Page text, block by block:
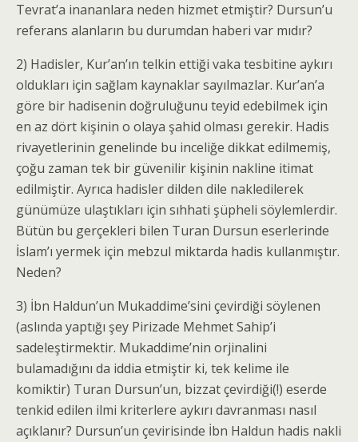
Tevrat’a inananlara neden hizmet etmiştir? Dursun’u
referans alanların bu durumdan haberi var mıdır?
2) Hadisler, Kur’an’ın telkin ettiği vaka tesbitine aykırı
oldukları için sağlam kaynaklar sayılmazlar. Kur’an’a
göre bir hadisenin doğruluğunu teyid edebilmek için
en az dört kişinin o olaya şahid olması gerekir. Hadis
rivayetlerinin genelinde bu inceliğe dikkat edilmemiş,
çoğu zaman tek bir güvenilir kişinin nakline itimat
edilmiştir. Ayrıca hadisler dilden dile nakledilerek
günümüze ulaştıkları için sıhhati şüpheli söylemlerdir.
Bütün bu gerçekleri bilen Turan Dursun eserlerinde
İslam’ı yermek için mebzul miktarda hadis kullanmıştır.
Neden?
3) İbn Haldun’un Mukaddime’sini çevirdiği söylenen
(aslında yaptığı şey Pirizade Mehmet Sahip’i
sadeleştirmektir. Mukaddime’nin orjinalini
bulamadığını da iddia etmiştir ki, tek kelime ile
komiktir) Turan Dursun’un, bizzat çevirdiği(!) eserde
tenkid edilen ilmi kriterlere aykırı davranması nasıl
açıklanır? Dursun’un çevirisinde İbn Haldun hadis nakli